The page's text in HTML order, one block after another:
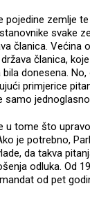
pojedine zemlje
svake
članica. Većina
članica,
donesena.
primjerice
samo
u tome što
je potrebno,
da takva
odluka. Od
od pet